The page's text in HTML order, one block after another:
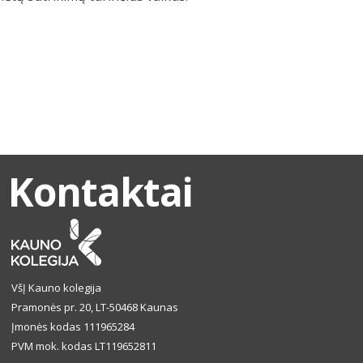
Kontaktai
VšĮ Kauno kolegija
Pramonės pr. 20, LT-50468 Kaunas
Įmonės kodas 111965284
PVM mok. kodas LT119652811